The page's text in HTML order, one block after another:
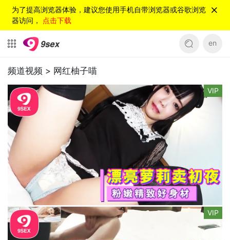
为了提高浏览器体验，建议您使用手机自带浏览器或谷歌浏览
器访问， 点击下载
en
频道视频 > 网红柚子喵
VIP
VIP